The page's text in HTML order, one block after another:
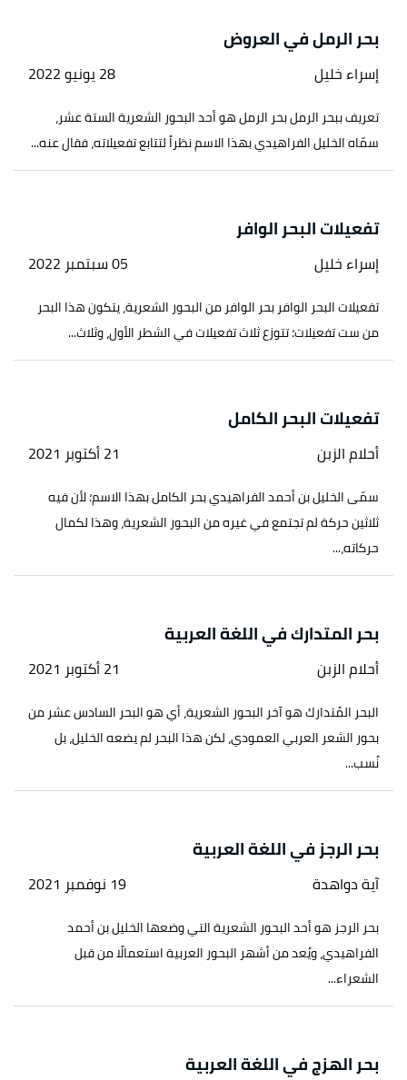
بحر الرمل في العروض
إسراء خليل 28 يونيو 2022
تعريف ببحر الرمل بحر الرمل هو أحد البحور الشعرية الستة عشر،
سمّاه الخليل الفراهيدي بهذا الاسم نظراً لتتابع تفعيلاته، فقال عنه...
تفعيلات البحر الوافر
إسراء خليل 05 سبتمبر 2022
تفعيلات البحر الوافر بحر الوافر من البحور الشعرية، يتكون هذا البحر
من ست تفعيلات؛ تتوزع ثلاث تفعيلات في الشطر الأول، وثلاث...
تفعيلات البحر الكامل
أحلام الزبن 21 أكتوبر 2021
سمّى الخليل بن أحمد الفراهيدي بحر الكامل بهذا الاسم؛ لأن فيه
ثلاثين حركة لم تجتمع في غيره من البحور الشعرية، وهذا لكمال
حركاته،...
بحر المتدارك في اللغة العربية
أحلام الزبن 21 أكتوبر 2021
البحر المُتدارك هو آخر البحور الشعرية، أي هو البحر السادس عشر من
بحور الشعر العربي العمودي، لكن هذا البحر لم يضعه الخليل، بل
نُسب...
بحر الرجز في اللغة العربية
آية دواهدة 19 نوفمبر 2021
بحر الرجز هو أحد البحور الشعرية التي وضعها الخليل بن أحمد
الفراهيدي، ويُعد من أشهر البحور العربية استعمالًا من قبل
الشعراء...
بحر الهزج في اللغة العربية